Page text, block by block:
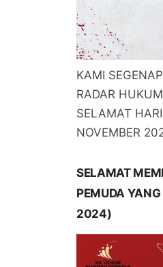
KAMI
RADAR
SELAMAT
NOVEMBER
SELAMAT
PEMUDA
2024)